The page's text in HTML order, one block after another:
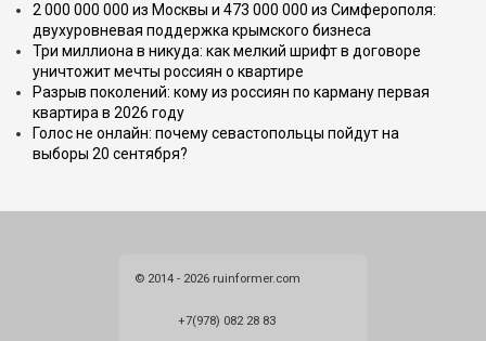
2 000 000 000 из Москвы и 473 000 000 из Симферополя:
двухуровневая поддержка крымского бизнеса
Три миллиона в никуда: как мелкий шрифт в договоре
уничтожит мечты россиян о квартире
Разрыв поколений: кому из россиян по карману первая
квартира в 2026 году
Голос не онлайн: почему севастопольцы пойдут на
выборы 20 сентября?
© 2014 - 2026 ruinformer.com
+7(978) 082 28 83